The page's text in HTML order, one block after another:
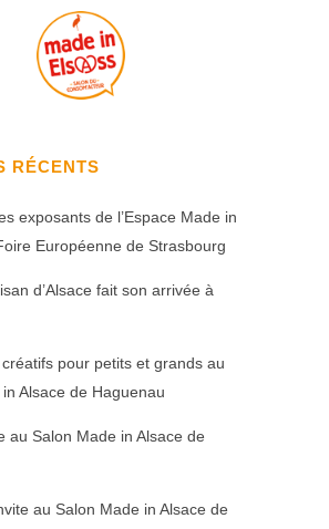
RÉCENTS
exposants de l’Espace Made in
Européenne de Strasbourg
d’Alsace fait son arrivée à
pour petits et grands au
Alsace de Haguenau
au Salon Made in Alsace de
au Salon Made in Alsace de